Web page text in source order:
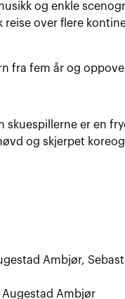
og enkle
over flere
fra fem år og
er en
og skjerpet
Ambjør,
Augestad Ambjør